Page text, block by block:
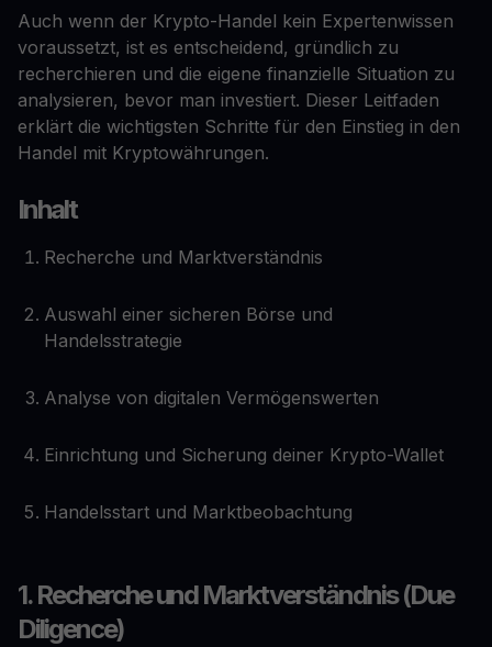
Auch wenn der Krypto-Handel kein Expertenwissen
voraussetzt, ist es entscheidend, gründlich zu
recherchieren und die eigene finanzielle Situation zu
analysieren, bevor man investiert. Dieser Leitfaden
erklärt die wichtigsten Schritte für den Einstieg in den
Handel mit Kryptowährungen.
Inhalt
Recherche und Marktverständnis
Auswahl einer sicheren Börse und
Handelsstrategie
Analyse von digitalen Vermögenswerten
Einrichtung und Sicherung deiner Krypto-Wallet
Handelsstart und Marktbeobachtung
1. Recherche und Marktverständnis (Due
Diligence)